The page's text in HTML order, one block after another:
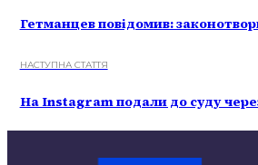
Гетманцев повідомив:
НАСТУПНА СТАТТЯ
На Instagram подали до суду